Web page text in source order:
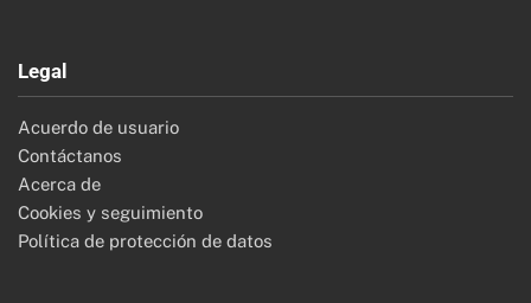
Legal
Acuerdo de usuario
Contáctanos
Acerca de
Cookies y seguimiento
Política de protección de datos